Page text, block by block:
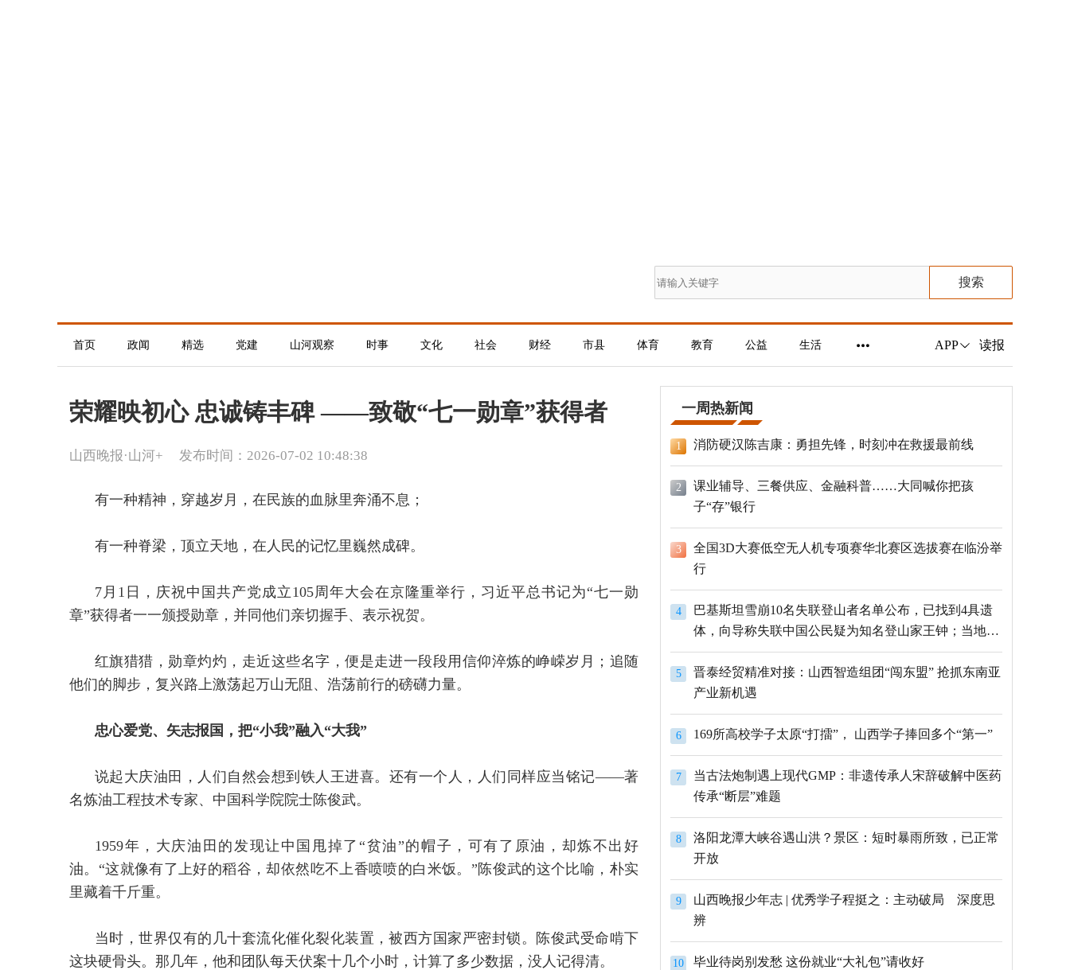
搜索
首页 政闻 精选 党建 山河观察 时事 文化 社会 财经 市县 体育 教育 公益 生活 APP 读报
荣耀映初心 忠诚铸丰碑 ——致敬“七一勋章”获得者
山西晚报·山河+ 发布时间：2026-07-02 10:48:38
有一种精神，穿越岁月，在民族的血脉里奔涌不息；
有一种脊梁，顶立天地，在人民的记忆里巍然成碑。
7月1日，庆祝中国共产党成立105周年大会在京隆重举行，习近平总书记为“七一勋
章”获得者一一颁授勋章，并同他们亲切握手、表示祝贺。
红旗猎猎，勋章灼灼，走近这些名字，便是走进一段段用信仰淬炼的峥嵘岁月；追随
他们的脚步，复兴路上激荡起万山无阻、浩荡前行的磅礴力量。
忠心爱党、矢志报国，把“小我”融入“大我”
说起大庆油田，人们自然会想到铁人王进喜。还有一个人，人们同样应当铭记——著
名炼油工程技术专家、中国科学院院士陈俊武。
1959年，大庆油田的发现让中国甩掉了“贫油”的帽子，可有了原油，却炼不出好
油。“这就像有了上好的稻谷，却依然吃不上香喷喷的白米饭。”陈俊武的这个比喻，朴实
里藏着千斤重。
当时，世界仅有的几十套流化催化裂化装置，被西方国家严密封锁。陈俊武受命啃下
这块硬骨头。那几年，他和团队每天伏案十几个小时，计算了多少数据，没人记得清。
一周热新闻
1 消防硬汉陈吉康：勇担先锋，时刻冲在救援最前线
2
课业辅导、三餐供应、金融科普……大同喊你把孩
子“存”银行
3
全国3D大赛低空无人机专项赛华北赛区选拔赛在临汾举
行
4
巴基斯坦雪崩10名失联登山者名单公布，已找到4具遗
体，向导称失联中国公民疑为知名登山家王钟；当地官
员：已定位到3个追踪器
5
晋泰经贸精准对接：山西智造组团“闯东盟” 抢抓东南亚
产业新机遇
6 169所高校学子太原“打擂”， 山西学子捧回多个“第一”
7
当古法炮制遇上现代GMP：非遗传承人宋辞破解中医药
传承“断层”难题
8
洛阳龙潭大峡谷遇山洪？景区：短时暴雨所致，已正常
开放
9
山西晚报少年志 | 优秀学子程挺之：主动破局 深度思
辨
10 毕业待岗别发愁 这份就业“大礼包”请收好